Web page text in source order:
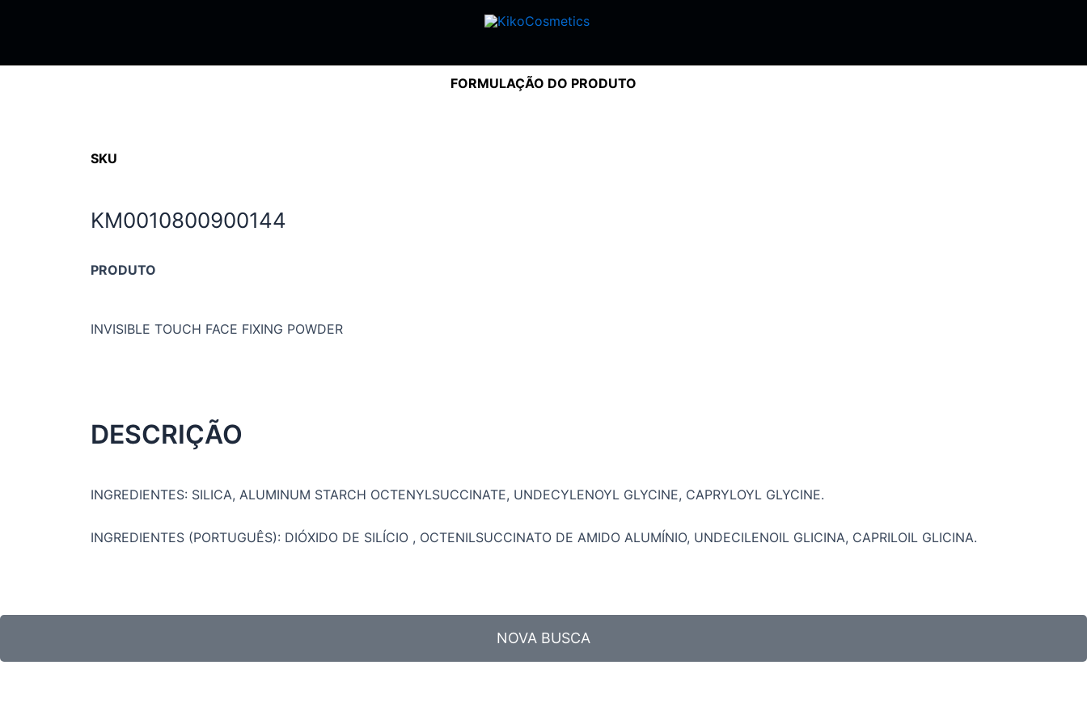
FORMULAÇÃO DO PRODUTO
SKU
KM0010800900144
PRODUTO
INVISIBLE TOUCH FACE FIXING POWDER
DESCRIÇÃO
INGREDIENTES: SILICA, ALUMINUM STARCH OCTENYLSUCCINATE, UNDECYLENOYL GLYCINE, CAPRYLOYL GLYCINE.
INGREDIENTES (PORTUGUÊS): DIÓXIDO DE SILÍCIO , OCTENILSUCCINATO DE AMIDO ALUMÍNIO, UNDECILENOIL GLICINA, CAPRILOIL GLICINA.
NOVA BUSCA